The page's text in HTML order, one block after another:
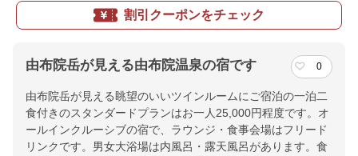
割引クーポンをチェック
由布院岳が見える由布院温泉の宿です 0
由布院岳が見える眺望のいいツインルームにご宿泊の一泊二
食付きのスタンダードプランはお一人25,000円程度です。オ
ールインクルーシブの宿で、ラウンジ・食事会場はフリード
リンクです。男女大浴場は内風呂・露天風呂があります。食